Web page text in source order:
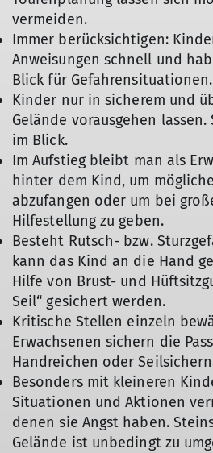
vermeiden.
Immer berücksichtigen:
Anweisungen schnell und
Blick für Gefahrensituationen.
Kinder nur in sicherem und
Gelände vorausgehen
im Blick.
Im Aufstieg bleibt man als
hinter dem Kind, um
abzufangen oder um bei
Hilfestellung zu geben.
Besteht Rutsch- bzw.
kann das Kind an die Hand
Hilfe von Brust- und
Seil“ gesichert werden.
Kritische Stellen einzeln
Erwachsenen sichern die
Handreichen oder
Besonders mit kleineren
Situationen und Aktionen
denen sie Angst haben.
Gelände ist unbedingt zu